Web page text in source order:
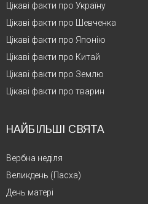
Цікаві факти про Україну
Цікаві факти про Шевченка
Цікаві факти про Японію
Цікаві факти про Китай
Цікаві факти про Землю
Цікаві факти про тварин
НАЙБІЛЬШІ СВЯТА
Вербна неділя
Великдень (Пасха)
День матері